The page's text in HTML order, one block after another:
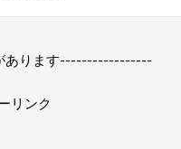
あります-----------------
リンク